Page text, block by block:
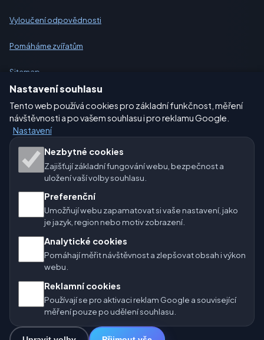
Vyloučení odpovědnosti
Pomáháme zvířatům
Sitemap
Nastavení
🇨🇿 Česko 🇭🇷 Chorvatsko 🇧🇬 Bulharsko
🇩🇪🇦🇹🇨🇭 Německo / Rakousko / Švýcarsko
🌎 Latinská Amerika a Španělsko
🇮🇳 Jižní a jihovýchodní Asie
info@pocasi.online
© 2026 Počasí Online · Meteorologická data: MET Norway · Open-
Meteo. Výstrahy počasí: ČHMÚ.
Nastavení souhlasu
Tento web používá cookies pro základní funkčnost, měření
návštěvnosti a po vašem souhlasu i pro reklamu Google.
Nastavení
Nezbytné cookies
Zajišťují základní fungování webu, bezpečnost a
uložení vaší volby souhlasu.
Preferenční
Umožňují webu zapamatovat si vaše nastavení, jako
je jazyk, region nebo motiv zobrazení.
Analytické cookies
Pomáhají měřit návštěvnost a zlepšovat obsah i výkon
webu.
Reklamní cookies
Používají se pro aktivaci reklam Google a související
měření pouze po udělení souhlasu.